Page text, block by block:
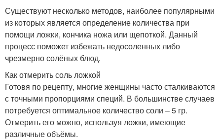
Существуют несколько методов, наиболее популярными
из которых является определение количества при
помощи ложки, кончика ножа или щепоткой. Данный
процесс поможет избежать недосоленных либо
чрезмерно солёных блюд.
Как отмерить соль ложкой
Готовя по рецепту, многие женщины часто сталкиваются
с точными пропорциями специй. В большинстве случаев
потребуется оптимальное количество соли – 5 гр.
Отмерить его можно, используя ложки, имеющие
различные объёмы.